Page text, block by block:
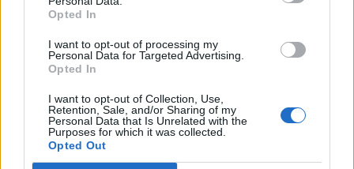
Opted In
I want to opt-out of processing my
Personal Data for Targeted Advertising.
Opted In
I want to opt-out of Collection, Use,
Retention, Sale, and/or Sharing of my
Personal Data that Is Unrelated with the
Purposes for which it was collected.
Opted Out